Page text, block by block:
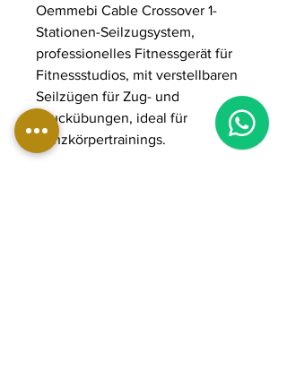
Oemmebi Cable Crossover 1-
Stationen-Seilzugsystem,
professionelles Fitnessgerät für
Fitnessstudios, mit verstellbaren
Seilzügen für Zug- und
Druckübungen, ideal für
Ganzkörpertrainings.